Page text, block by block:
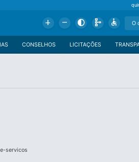
Add Remove Contrast Schema Accessible
LICITAÇÕES
CONSELHOS
servicos